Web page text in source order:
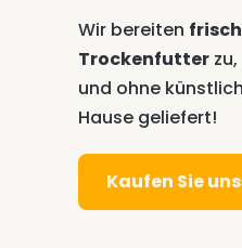
Wir bereiten
Trockenfutter
und ohne
Hause geliefert!
Kaufen Sie